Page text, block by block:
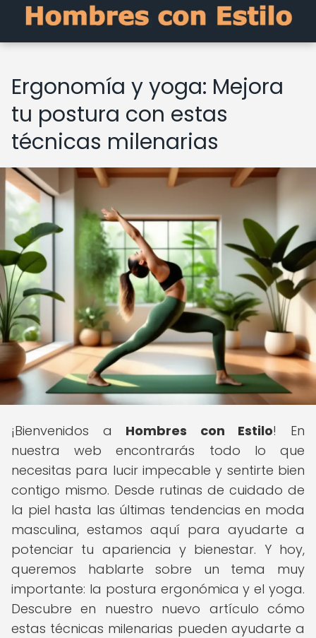
Ergonomía y yoga: Mejora
tu postura con estas
técnicas milenarias
¡Bienvenidos a Hombres con Estilo! En
nuestra web encontrarás todo lo que
necesitas para lucir impecable y sentirte bien
contigo mismo. Desde rutinas de cuidado de
la piel hasta las últimas tendencias en moda
masculina, estamos aquí para ayudarte a
potenciar tu apariencia y bienestar. Y hoy,
queremos hablarte sobre un tema muy
importante: la postura ergonómica y el yoga.
Descubre en nuestro nuevo artículo cómo
estas técnicas milenarias pueden ayudarte a